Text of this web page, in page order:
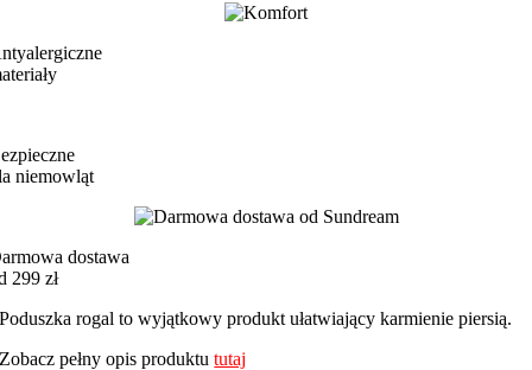
niemowląt
dostawa
299 zł
Poduszka rogal to wyjątkowy produkt ułatwiający karmienie piersią.
Zobacz pełny opis produktututaj